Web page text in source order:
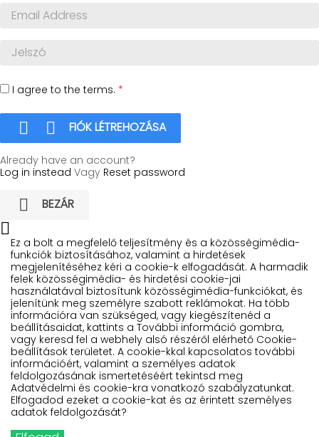
I agree to the terms. *
  FIÓK LÉTREHOZÁSA
Already have an account?
Log in instead Vagy Reset password
 BEZÁR

Ez a bolt a megfelelő teljesítmény és a közösségimédia-
funkciók biztosításához, valamint a hirdetések
megjelenítéséhez kéri a cookie-k elfogadását. A harmadik
felek közösségimédia- és hirdetési cookie-jai
használatával biztosítunk közösségimédia-funkciókat, és
jelenítünk meg személyre szabott reklámokat. Ha több
információra van szükséged, vagy kiegészítenéd a
beállításaidat, kattints a További információ gombra,
vagy keresd fel a webhely alsó részéről elérhető Cookie-
beállítások területet. A cookie-kkal kapcsolatos további
információért, valamint a személyes adatok
feldolgozásának ismertetéséért tekintsd meg
Adatvédelmi és cookie-kra vonatkozó szabályzatunkat.
Elfogadod ezeket a cookie-kat és az érintett személyes
adatok feldolgozását?